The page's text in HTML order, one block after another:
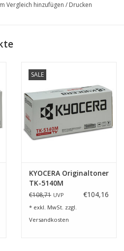
Vergleich hinzufügen / Drucken
SALE
KYOCERA Originaltoner
TK-5140M
€108,71 UVP €104,16
* exkl. MwSt. zzgl.
Versandkosten